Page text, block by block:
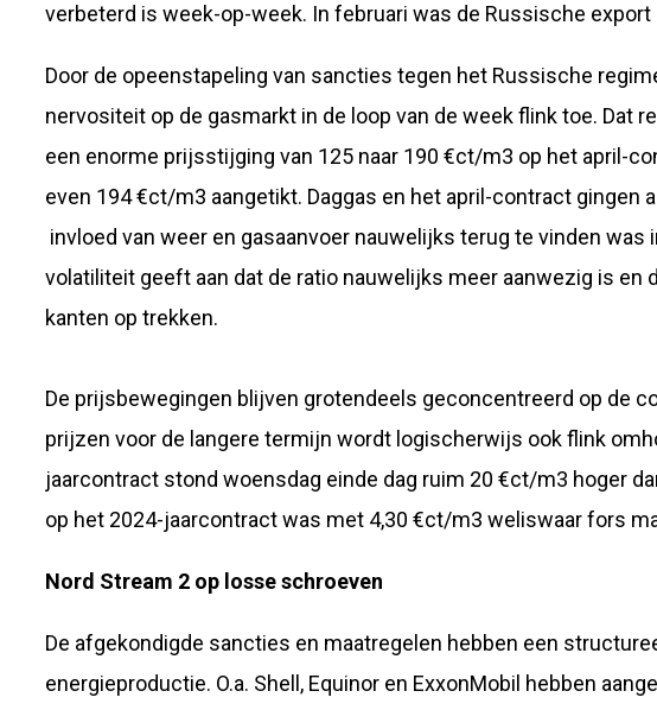
verbeterd is week-op-week. In februari was de Russische export
Door de opeenstapeling van sancties tegen het Russische
nervositeit op de gasmarkt in de loop van de week flink toe. Dat
een enorme prijsstijging van 125 naar 190 €ct/m3 op het april-
even 194 €ct/m3 aangetikt. Daggas en het april-contract gingen
invloed van weer en gasaanvoer nauwelijks terug te vinden was
volatiliteit geeft aan dat de ratio nauwelijks meer aanwezig is en
kanten op trekken.
De prijsbewegingen blijven grotendeels geconcentreerd op de
prijzen voor de langere termijn wordt logischerwijs ook flink
jaarcontract stond woensdag einde dag ruim 20 €ct/m3 hoger
op het 2024-jaarcontract was met 4,30 €ct/m3 weliswaar fors
Nord Stream 2 op losse schroeven
De afgekondigde sancties en maatregelen hebben een
energieproductie. O.a. Shell, Equinor en ExxonMobil hebben